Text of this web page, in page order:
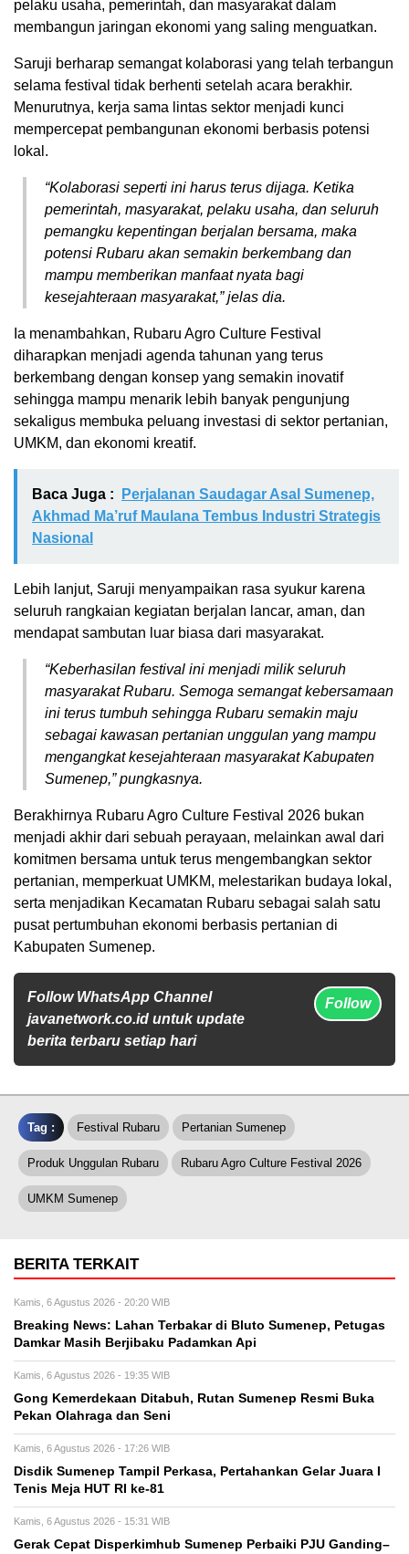
pelaku usaha, pemerintah, dan masyarakat dalam
membangun jaringan ekonomi yang saling menguatkan.
Saruji berharap semangat kolaborasi yang telah terbangun
selama festival tidak berhenti setelah acara berakhir.
Menurutnya, kerja sama lintas sektor menjadi kunci
mempercepat pembangunan ekonomi berbasis potensi
lokal.
“Kolaborasi seperti ini harus terus dijaga. Ketika
pemerintah, masyarakat, pelaku usaha, dan seluruh
pemangku kepentingan berjalan bersama, maka
potensi Rubaru akan semakin berkembang dan
mampu memberikan manfaat nyata bagi
kesejahteraan masyarakat,” jelas dia.
Ia menambahkan, Rubaru Agro Culture Festival
diharapkan menjadi agenda tahunan yang terus
berkembang dengan konsep yang semakin inovatif
sehingga mampu menarik lebih banyak pengunjung
sekaligus membuka peluang investasi di sektor pertanian,
UMKM, dan ekonomi kreatif.
Baca Juga :
Perjalanan Saudagar Asal Sumenep,
Akhmad Ma’ruf Maulana Tembus Industri Strategis
Nasional
Lebih lanjut, Saruji menyampaikan rasa syukur karena
seluruh rangkaian kegiatan berjalan lancar, aman, dan
mendapat sambutan luar biasa dari masyarakat.
“Keberhasilan festival ini menjadi milik seluruh
masyarakat Rubaru. Semoga semangat kebersamaan
ini terus tumbuh sehingga Rubaru semakin maju
sebagai kawasan pertanian unggulan yang mampu
mengangkat kesejahteraan masyarakat Kabupaten
Sumenep,” pungkasnya.
Berakhirnya Rubaru Agro Culture Festival 2026 bukan
menjadi akhir dari sebuah perayaan, melainkan awal dari
komitmen bersama untuk terus mengembangkan sektor
pertanian, memperkuat UMKM, melestarikan budaya lokal,
serta menjadikan Kecamatan Rubaru sebagai salah satu
pusat pertumbuhan ekonomi berbasis pertanian di
Kabupaten Sumenep.
Follow WhatsApp Channel
javanetwork.co.id untuk update
berita terbaru setiap hari
Follow
Tag : Festival Rubaru Pertanian Sumenep
Produk Unggulan Rubaru Rubaru Agro Culture Festival 2026
UMKM Sumenep
BERITA TERKAIT
Kamis, 6 Agustus 2026 - 20:20 WIB
Breaking News: Lahan Terbakar di Bluto Sumenep, Petugas
Damkar Masih Berjibaku Padamkan Api
Kamis, 6 Agustus 2026 - 19:35 WIB
Gong Kemerdekaan Ditabuh, Rutan Sumenep Resmi Buka
Pekan Olahraga dan Seni
Kamis, 6 Agustus 2026 - 17:26 WIB
Disdik Sumenep Tampil Perkasa, Pertahankan Gelar Juara I
Tenis Meja HUT RI ke-81
Kamis, 6 Agustus 2026 - 15:31 WIB
Gerak Cepat Disperkimhub Sumenep Perbaiki PJU Ganding–